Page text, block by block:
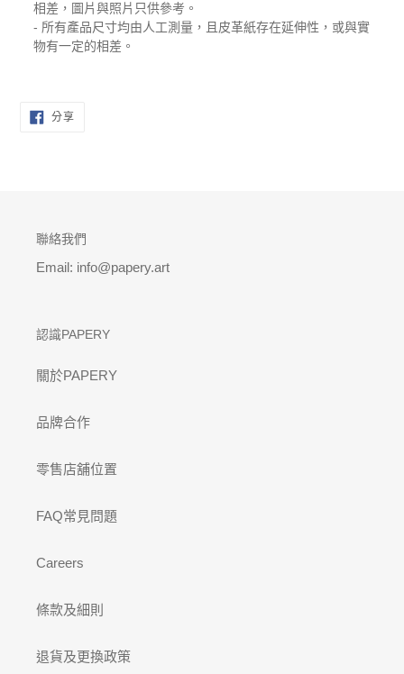
相差，圖片與照片只供參考。
- 所有產品尺寸均由人工測量，且皮革紙存在延伸性，或與實
物有一定的相差。
分享分
聯絡我們
Email: info@papery.art
認識PAPERY
關於PAPERY
品牌合作
零售店舖位置
FAQ常見問題
Careers
條款及細則
退貨及更換政策